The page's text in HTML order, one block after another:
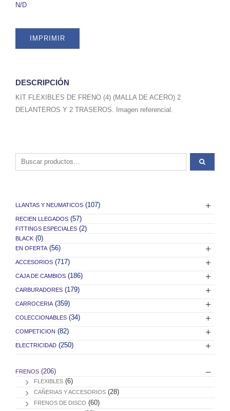
DELANTEROS
2
TRASEROS.
SKU
N/D
IMPRIMIR
DESCRIPCIÓN
KIT FLEXIBLES DE FRENO (4) (MALLA DE ACERO) 2
DELANTEROS Y 2 TRASEROS. Imagen referencial.
Buscar por:
LLANTAS Y NEUMATICOS (107)
RECIEN LLEGADOS (57)
FITTINGS ESPECIALES (2)
BLACK (0)
EN OFERTA (56)
ACCESORIOS (717)
CAJA DE CAMBIOS (186)
CARBURADORES (179)
CARROCERIA (359)
COLECCIONABLES (34)
COMPETICION (82)
ELECTRICIDAD (250)
FRENOS (206)
FLEXIBLES (6)
CAÑERIAS Y ACCESORIOS (28)
FRENOS DE DISCO (60)